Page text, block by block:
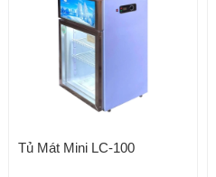
Tủ Mát Mini LC-100